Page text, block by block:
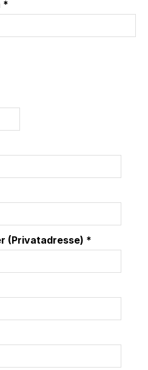
*
(Privatadresse) *